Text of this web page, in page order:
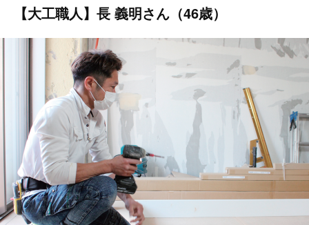
【大工職人】長 義明さん（46歳）